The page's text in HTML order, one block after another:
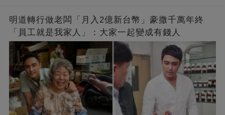
明道轉行做老闆「月入2億新台幣」豪撒千萬年終
「員工就是我家人」：大家一起變成有錢人